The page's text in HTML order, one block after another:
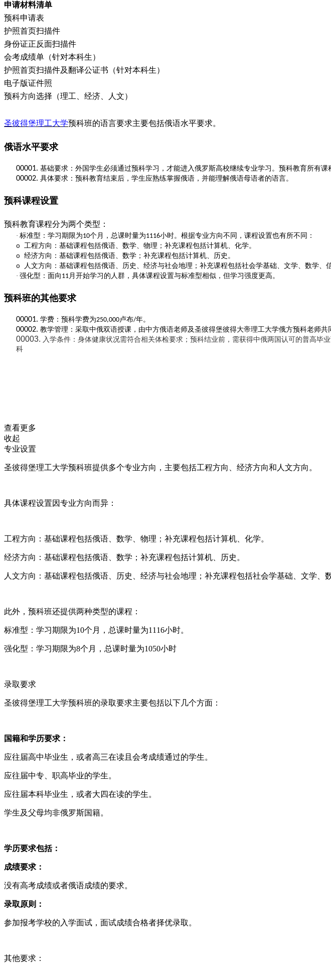
申请材料清单
预科申请表
护照首页扫描件
身份证正反面扫描件
会考成绩单（针对本科生）
护照首页扫描件及翻译公证书（针对本科生）
电子版证件照
预科方向选择（理工、经济、人文）
圣彼得堡理工大学预科班的语言要求主要包括俄语水平要求。
俄语水平要求
00001. 基础要求 ：外国学生必须通过预科学习，才能进入俄罗斯高校继续专业学习。预科教育所有
00002. 具体要求 ：预科教育结束后，学生应熟练掌握俄语，并能理解俄语母语者的语言。
预科课程设置
预科教育课程分为两个类型：
· 标准型 ：学习期限为10个月，总课时量为1116小时。根据专业方向不同，课程设置也有所不同：
o 工程方向 ：基础课程包括俄语、数学、物理；补充课程包括计算机、化学。
o 经济方向 ：基础课程包括俄语、数学；补充课程包括计算机、历史。
o
人文方向 ：基础课程包括俄语、历史、经济与社会地理；补充课程包括社会学基础、文学、数学、
· 强化型 ：面向 11 月开始学习的人群，具体课程设置与标准型相似，但学习强度更高 。
预科班的其他要求
00001. 学费 ：预科学费为250,000卢布/年。
00002. 教学管理 ：采取中俄双语授课，由中方俄语老师及圣彼得堡彼得大帝理工大学俄方预科老师共
00003. 入学条件 ：身体健康状况需符合相关体检要求；预科结业前，需获得中俄两国认可的普高
科‌
查看更多
收起
专业设置
圣彼得堡理工大学预科班提供多个专业方向，主要包括工程方向、经济方向和人文方向‌。
具体课程设置因专业方向而异：
‌工程方向‌：基础课程包括俄语、数学、物理；补充课程包括计算机、化学。
‌经济方向‌：基础课程包括俄语、数学；补充课程包括计算机、历史。
人文方向‌：基础课程包括俄语、历史、经济与社会地理；补充课程包括社会学基础、文学、
此外，预科班还提供两种类型的课程：
‌标准型‌：学习期限为10个月，总课时量为1116小时。
‌强化型‌：学习期限为8个月，总课时量为1050小时‌
录取要求
‌圣彼得堡理工大学预科班的录取要求主要包括以下几个方面‌：
‌国籍和学历要求‌：
应往届高中毕业生，或者高三在读且会考成绩通过的学生。
应往届中专、职高毕业的学生。
应往届本科毕业生，或者大四在读的学生‌。
学生及父母均非俄罗斯国籍。
学历要求包括：
‌成绩要求‌：
没有高考成绩或者俄语成绩的要求‌。
录取原则‌：
参加报考学校的入学面试，面试成绩合格者择优录取‌ 。
其他要求‌：